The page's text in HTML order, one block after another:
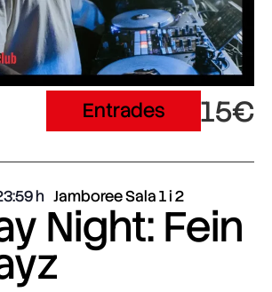
Entrades 15€
Jamboree Sala 1 i 2
Night: Fein